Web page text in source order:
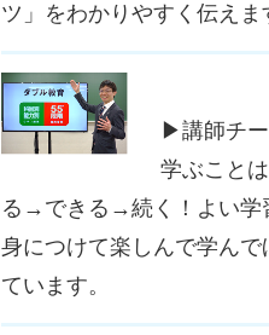
ツ」をわかりやすく伝えま
▶講師チ
学ぶこと
る→できる→続く！よい学
身につけて楽しんで学んで
ています。